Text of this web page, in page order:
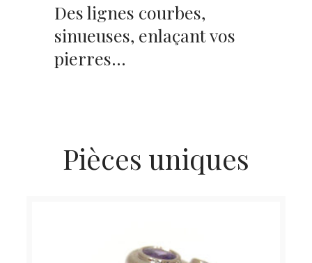
Des lignes courbes,
sinueuses, enlaçant vos
pierres…
Pièces uniques